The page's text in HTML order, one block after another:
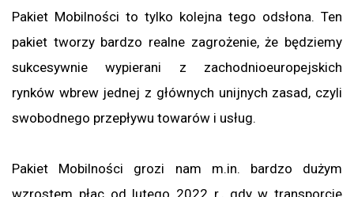
Pakiet Mobilności to tylko kolejna tego odsłona. Ten
pakiet tworzy bardzo realne zagrożenie, że będziemy
sukcesywnie wypierani z zachodnioeuropejskich
rynków wbrew jednej z głównych unijnych zasad, czyli
swobodnego przepływu towarów i usług.
Pakiet Mobilności grozi nam m.in. bardzo dużym